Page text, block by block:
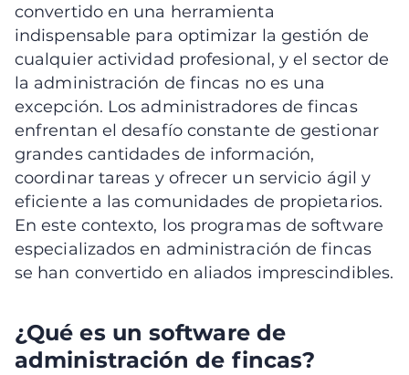
convertido en una herramienta
indispensable para optimizar la gestión de
cualquier actividad profesional, y el sector de
la administración de fincas no es una
excepción. Los administradores de fincas
enfrentan el desafío constante de gestionar
grandes cantidades de información,
coordinar tareas y ofrecer un servicio ágil y
eficiente a las comunidades de propietarios.
En este contexto, los programas de software
especializados en administración de fincas
se han convertido en aliados imprescindibles.
¿Qué es un software de
administración de fincas?